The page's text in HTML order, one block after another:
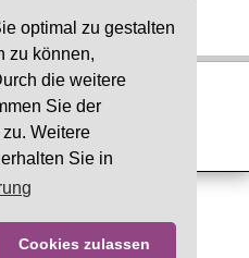
optimal zu gestalten
zu können,
die weitere
Sie der
Weitere
Sie in
Cookies zulassen
Wartenberg